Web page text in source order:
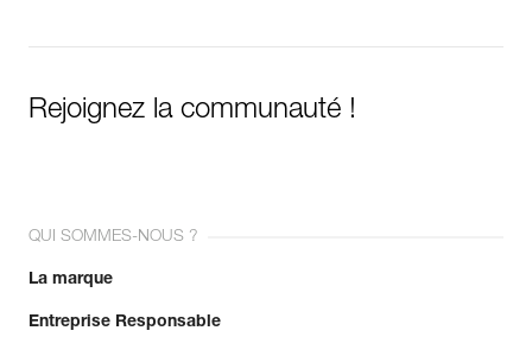
Rejoignez la communauté !
QUI SOMMES-NOUS ?
La marque
Entreprise Responsable